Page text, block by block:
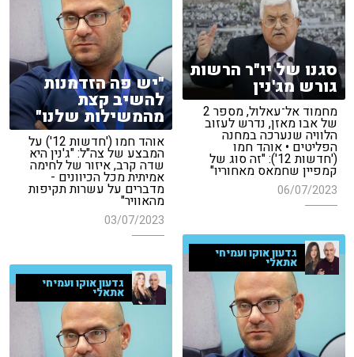
סגנו של יו"ר הרשות
גורש מג'נין
מחמוד אל־עאלול, מספר 2
של אבו מאזן, נדרש לעזוב
הלוויה שנערכה במחנה
הפליטים • אוהד חמו
('חדשות 12'): "זה סוג של
קמפיין שחמאס מאחוריו"
06/07/2023
"יש פה הזדמנות
להשיב קצת
מהמשילות שלנו"
אוהד חמו ('חדשות 12') על
המבצע של צה"ל: "ג'נין היא
שדה קרב, איזור של לחימה
אמיתית מכל הכיוונים -
מדברים על עשרות תקיפות
מהאוויר"
03/07/2023
גדעון אוקו ועמיחי
אתאלי
גדעון אוקו ועמיחי
אתאלי